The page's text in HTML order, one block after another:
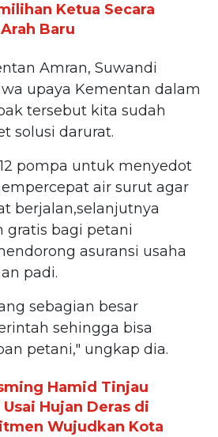
Ketua Secara
Baru
Amran, Suwandi
upaya Kementan dalam
tersebut kita sudah
solusi darurat.
pompa untuk menyedot
air surut agar
berjalan,selanjutnya
gratis bagi petani
asuransi usaha
padi.
sebagian besar
sehingga bisa
petani," ungkap dia.
Hamid Tinjau
Hujan Deras di
Wujudkan Kota